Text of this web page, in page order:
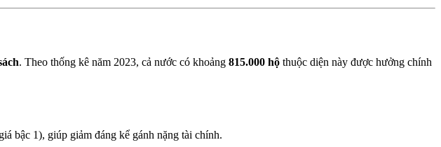
. Theo thống kê năm 2023, cả nước có khoảng 815.000 hộ thuộc diện này được hưởng chính
bậc 1), giúp giảm đáng kể gánh nặng tài chính.